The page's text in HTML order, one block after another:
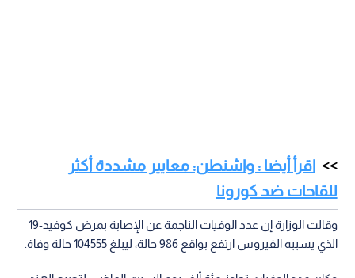
اقرأ أيضا : واشنطن: معايير مشددة أكثر
للقاحات ضد كورونا
وقالت الوزارة إن عدد الوفيات الناجمة عن الإصابة بمرض كوفيد-19
الذي يسببه الفيروس ارتفع بواقع 986 حالة، ليبلغ 104555 حالة وفاة.